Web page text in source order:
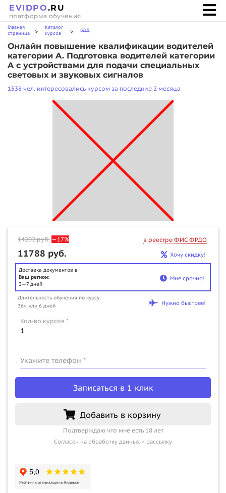
EVIDPO.RU
платформа обучения
Главная
страница
>
Каталог
курсов
> БДД
Онлайн повышение квалификации водителей
категории A. Подготовка водителей категории
A с устройствами для подачи специальных
световых и звуковых сигналов
1538 чел. интересовались курсом за последние 2 месяца
14202руб. —17% в реестре ФИС ФРДО
11788 руб. Хочу скидку!
Доставка документов в
Ваш регион:
3—7 дней
Мне срочно!
Длительность обучения по курсу:
36ч или 6 дней
Нужно быстрее!
Кол-во курсов *
Укажите телефон *
Записаться в 1 клик
Добавить в корзину
Подтверждаю что мне есть 18 лет
Согласен на обработку данных и рассылку